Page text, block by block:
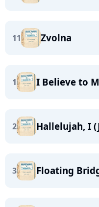
11 Zvolna
1 I Believe to
2 Hallelujah, I
3 Floating